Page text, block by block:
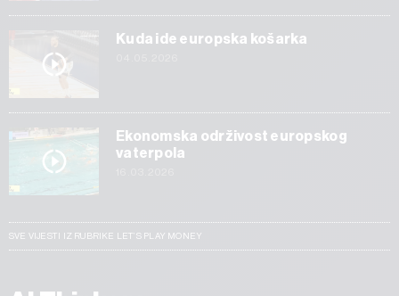
Kuda ide europska košarka
Ekonomska održivost europskog
vaterpola
SVE VIJESTI IZ RUBRIKE LET’S PLAY MONEY